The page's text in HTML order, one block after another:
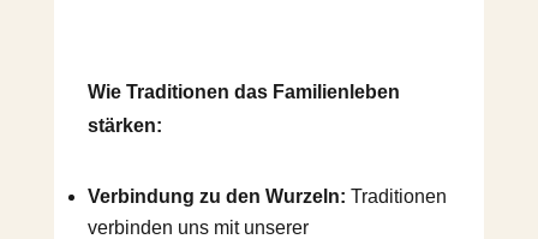
Wie Traditionen das Familienleben
stärken:
Verbindung zu den Wurzeln: Traditionen
verbinden uns mit unserer